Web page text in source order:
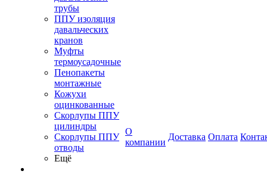
трубы
ППУ изоляция
давальческих
кранов
Муфты
термоусадочные
Пенопакеты
монтажные
Кожухи
оцинкованные
Скорлупы ППУ
цилиндры
Скорлупы ППУ
отводы
Ещё
О
компании
Доставка Оплата